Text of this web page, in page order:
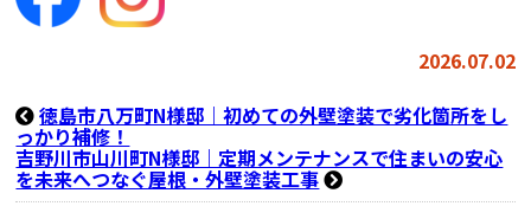
2026.07.02
徳島市八万町N様邸｜初めての外壁塗装で劣化箇所をし
っかり補修！
吉野川市山川町N様邸｜定期メンテナンスで住まいの安心
を未来へつなぐ屋根・外壁塗装工事